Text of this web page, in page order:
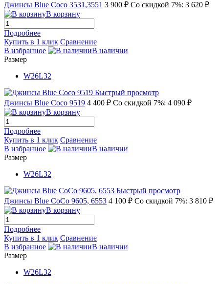
Джинсы Blue Coco 3531,3551 3 900 ₽ Со скидкой 7%: 3 620 ₽
В корзину
Подробнее
Купить в 1 клик Сравнение
В избранное
В наличии
Размер
W26L32
Быстрый просмотр
Джинсы Blue Coco 9519 4 400 ₽ Со скидкой 7%: 4 090 ₽
В корзину
Подробнее
Купить в 1 клик Сравнение
В избранное
В наличии
Размер
W26L32
Быстрый просмотр
Джинсы Blue CoCo 9605, 6553 4 100 ₽ Со скидкой 7%: 3 810 ₽
В корзину
Подробнее
Купить в 1 клик Сравнение
В избранное
В наличии
Размер
W26L32